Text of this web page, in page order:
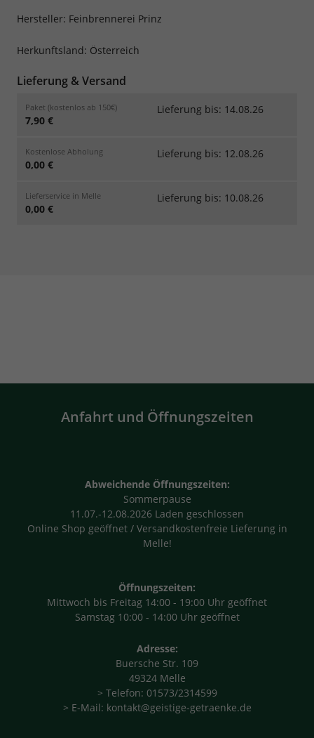
Hersteller: Feinbrennerei Prinz
Herkunftsland: Österreich
Lieferung & Versand
Paket (kostenlos ab 150€)
7,90 €
Lieferung bis: 14.08.26
Kostenlose Abholung
0,00 €
Lieferung bis: 12.08.26
Lieferservice in Melle
0,00 €
Lieferung bis: 10.08.26
Anfahrt und Öffnungszeiten
Abweichende Öffnungszeiten:
Sommerpause
11.07.-12.08.2026 Laden geschlossen
Online Shop geöffnet / Versandkostenfreie Lieferung in
Melle!
Öffnungszeiten:
Mittwoch bis Freitag 14:00 - 19:00 Uhr geöffnet
Samstag 10:00 - 14:00 Uhr geöffnet
Adresse:
Buersche Str. 109
49324 Melle
> Telefon: 01573/2314599
> E-Mail: kontakt@geistige-getraenke.de